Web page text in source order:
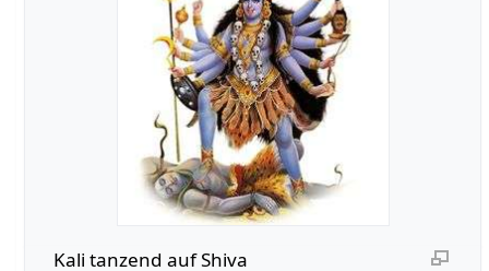
Kali tanzend auf Shiva